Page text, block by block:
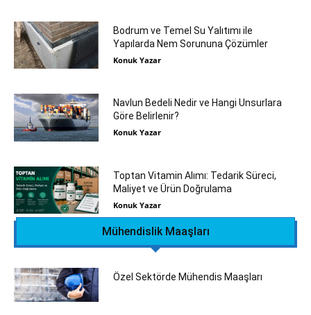
Bodrum ve Temel Su Yalıtımı ile
Yapılarda Nem Sorununa Çözümler
Konuk Yazar
Navlun Bedeli Nedir ve Hangi Unsurlara
Göre Belirlenir?
Konuk Yazar
Toptan Vitamin Alımı: Tedarik Süreci,
Maliyet ve Ürün Doğrulama
Konuk Yazar
Mühendislik Maaşları
Özel Sektörde Mühendis Maaşları